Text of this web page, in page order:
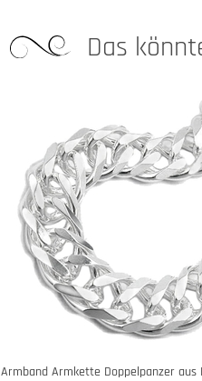
Das
Armband Armkette Doppelpanzer aus